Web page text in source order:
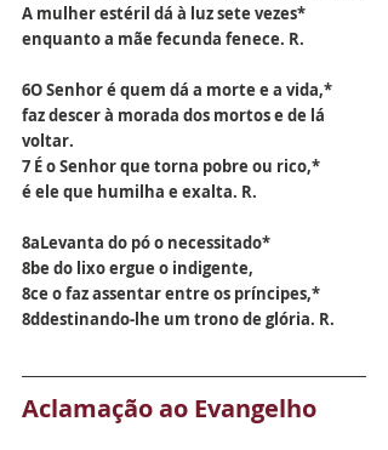
A mulher estéril dá à luz sete vezes*
enquanto a mãe fecunda fenece. R.
6O Senhor é quem dá a morte e a vida,*
faz descer à morada dos mortos e de lá
voltar.
7 É o Senhor que torna pobre ou rico,*
é ele que humilha e exalta. R.
8aLevanta do pó o necessitado*
8be do lixo ergue o indigente,
8ce o faz assentar entre os príncipes,*
8ddestinando-lhe um trono de glória. R.
Aclamação ao Evangelho